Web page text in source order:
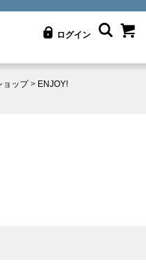
ログイン
ョップ> ENJOY!